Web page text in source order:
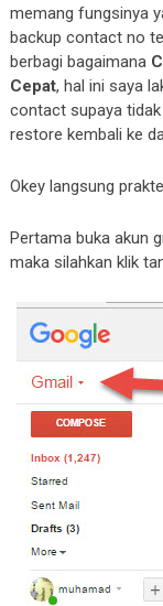
memang fungsinya
backup contact no
berbagi bagaimana
Cepat, hal ini saya
contact supaya
restore kembali ke
Okey langsung
Pertama buka akun
maka silahkan klik